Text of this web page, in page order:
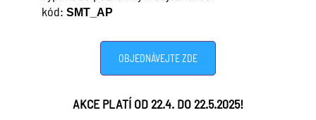
kód: SMT_AP
OBJEDNÁVEJTE ZDE
AKCE PLATÍ OD 22.4. DO 22.5.2025!